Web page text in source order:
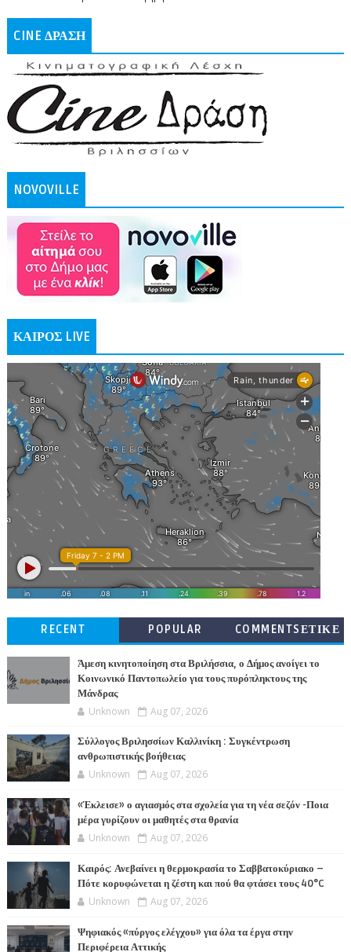
CINE ΔΡΑΣΗ
NOVOVILLE
ΚΑΙΡΟΣ LIVE
RECENT POPULAR
COMMENTSΕΤΙΚΕ
Άμεση κινητοποίηση στα Βριλήσσια, ο Δήμος ανοίγει το
Κοινωνικό Παντοπωλείο για τους πυρόπληκτους της
Μάνδρας
Unknown Aug 07, 2026
Σύλλογος Βριλησσίων Καλλινίκη : Συγκέντρωση
ανθρωπιστικής βοήθειας
Unknown Aug 07, 2026
«Έκλεισε» ο αγιασμός στα σχολεία για τη νέα σεζόν -Ποια
μέρα γυρίζουν οι μαθητές στα θρανία
Unknown Aug 07, 2026
Καιρός: Ανεβαίνει η θερμοκρασία το Σαββατοκύριακο –
Πότε κορυφώνεται η ζέστη και πού θα φτάσει τους 40°C
Unknown Aug 07, 2026
Ψηφιακός «πύργος ελέγχου» για όλα τα έργα στην
Περιφέρεια Αττικής